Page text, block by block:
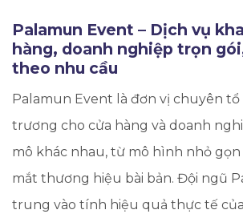
Palamun Event – Dịch vụ
hàng, doanh nghiệp trọn
theo nhu cầu
Palamun Event là đơn vị chuyên tổ
trương cho cửa hàng và doanh
mô khác nhau, từ mô hình nhỏ gọn
mắt thương hiệu bài bản. Đội ngũ
trung vào tính hiệu quả thực tế